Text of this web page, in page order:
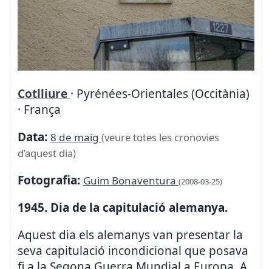
Cotlliure · Pyrénées-Orientales (Occitània)
· França
Data: 8 de maig (veure totes les cronovies
d’aquest dia)
Fotografia: Guim Bonaventura (2008-03-25)
1945. Dia de la capitulació alemanya.
Aquest dia els alemanys van presentar la
seva capitulació incondicional que posava